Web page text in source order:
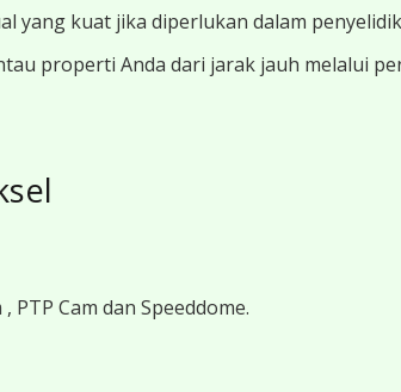
yang kuat jika diperlukan dalam
properti Anda dari jarak jauh melalui
Cam dan Speeddome.